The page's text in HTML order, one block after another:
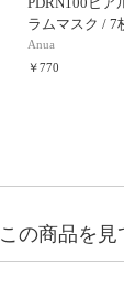
ラムマスク / 7
Anua
￥770
この商品を